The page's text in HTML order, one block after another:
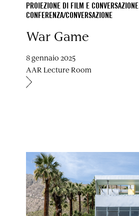
PROIEZIONE DI FILM E CONVERSAZIONE
CONFERENZA/CONVERSAZIONE
War Game
8 gennaio 2025
AAR Lecture Room